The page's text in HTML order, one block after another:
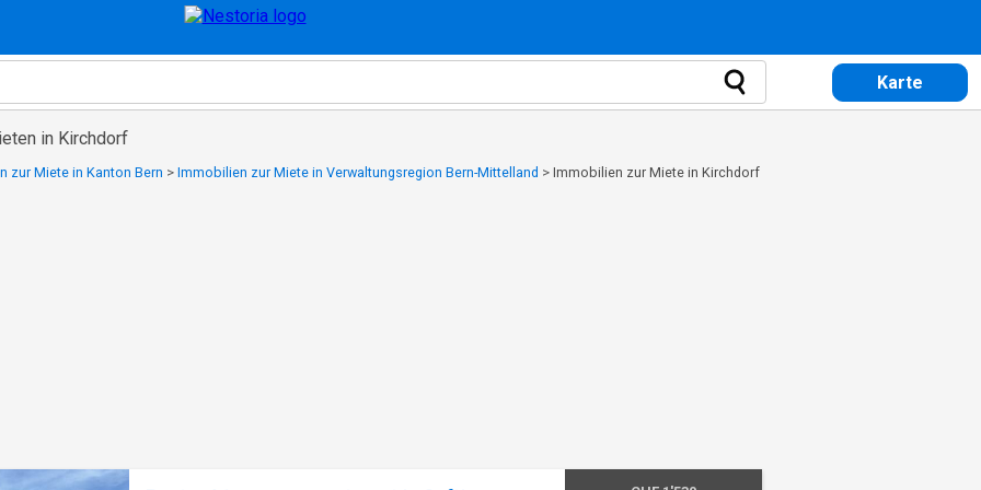
Karte
in Kirchdorf
zur Miete in Kanton Bern > Immobilien zur Miete in Verwaltungsregion Bern-Mittelland > Immobilien zur Miete in Kirchdorf